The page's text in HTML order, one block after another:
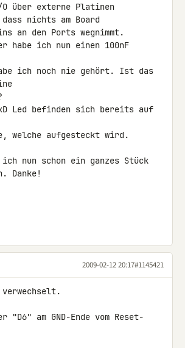
über externe Platinen
nichts am Board
an den Ports wegnimmt.
habe ich nun einen 100nF
ich noch nie gehört. Ist das
Led befinden sich bereits auf
welche aufgesteckt wird.
ich nun schon ein ganzes Stück
Danke!
2009-02-12 20:17#1145421
verwechselt.
"D6" am GND-Ende vom Reset-